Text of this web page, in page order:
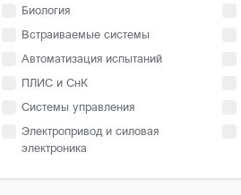
Биология
Встраиваемые системы
Автоматизация испытаний
ПЛИС и СнК
Системы управления
Электропривод и силовая
электроника